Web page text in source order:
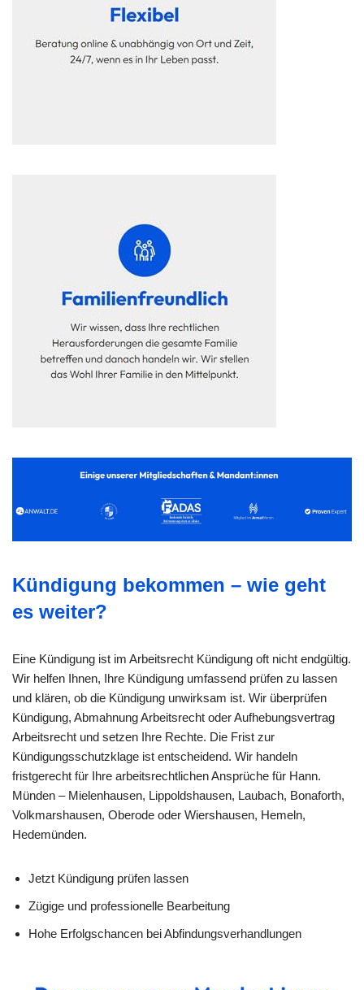
Kündigung bekommen – wie geht
es weiter?
Eine Kündigung ist im Arbeitsrecht Kündigung oft nicht endgültig.
Wir helfen Ihnen, Ihre Kündigung umfassend prüfen zu lassen
und klären, ob die Kündigung unwirksam ist. Wir überprüfen
Kündigung, Abmahnung Arbeitsrecht oder Aufhebungsvertrag
Arbeitsrecht und setzen Ihre Rechte. Die Frist zur
Kündigungsschutzklage ist entscheidend. Wir handeln
fristgerecht für Ihre arbeitsrechtlichen Ansprüche für Hann.
Münden – Mielenhausen, Lippoldshausen, Laubach, Bonaforth,
Volkmarshausen, Oberode oder Wiershausen, Hemeln,
Hedemünden.
Jetzt Kündigung prüfen lassen
Zügige und professionelle Bearbeitung
Hohe Erfolgschancen bei Abfindungsverhandlungen